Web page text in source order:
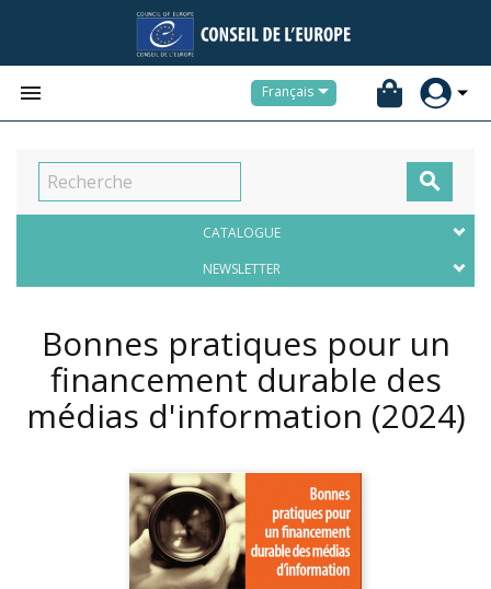
 Français

CATALOGUE
NEWSLETTER
Bonnes pratiques pour un
financement durable des
médias d'information (2024)